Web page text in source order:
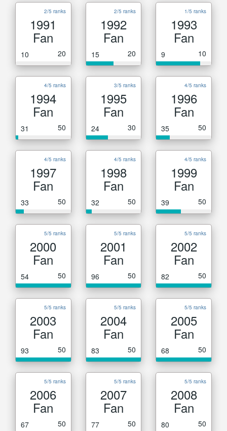
2/5 ranks
1991
Fan
10 20
2/5 ranks
1992
Fan
15 20
1/5 ranks
1993
Fan
9 10
4/5 ranks
1994
Fan
31 50
3/5 ranks
1995
Fan
24 30
4/5 ranks
1996
Fan
35 50
4/5 ranks
1997
Fan
33 50
4/5 ranks
1998
Fan
32 50
4/5 ranks
1999
Fan
39 50
5/5 ranks
2000
Fan
54 50
5/5 ranks
2001
Fan
96 50
5/5 ranks
2002
Fan
82 50
5/5 ranks
2003
Fan
93 50
5/5 ranks
2004
Fan
83 50
5/5 ranks
2005
Fan
68 50
5/5 ranks
2006
Fan
67 50
5/5 ranks
2007
Fan
77 50
5/5 ranks
2008
Fan
80 50